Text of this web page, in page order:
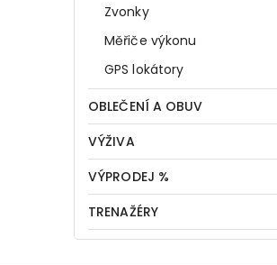
Zvonky
Měřiče výkonu
GPS lokátory
OBLEČENÍ A OBUV
VÝŽIVA
VÝPRODEJ %
TRENAŽÉRY